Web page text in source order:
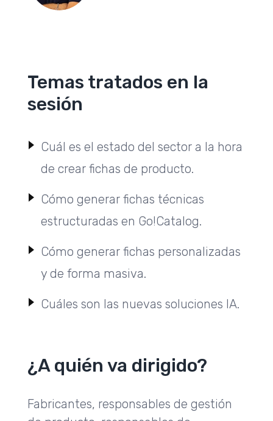
Temas tratados en la
sesión
Cuál es el estado del sector a la hora
de crear fichas de producto.
Cómo generar fichas técnicas
estructuradas en Go!Catalog.
Cómo generar fichas personalizadas
y de forma masiva.
Cuáles son las nuevas soluciones IA.
¿A quién va dirigido?
Fabricantes, responsables de gestión